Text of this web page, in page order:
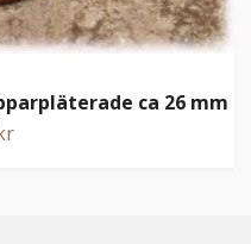
ca 26 mm